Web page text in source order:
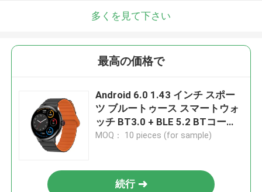
多くを見て下さい
最高の価格で
Android 6.0 1.43 インチ スポー
ツ ブルートゥース スマートウォ
ッチ BT3.0 + BLE 5.2 BTコール
スマートウォッチ
MOQ： 10 pieces (for sample)
続行